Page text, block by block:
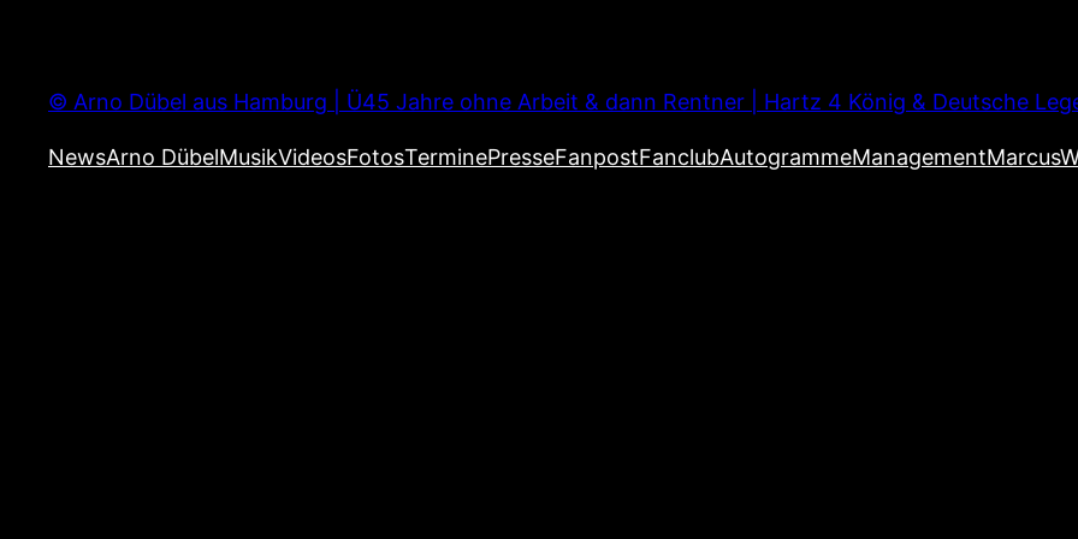
springen
© Arno Dübel aus Hamburg | Ü45 Jahre ohne Arbeit & dann Rentner | Hartz 4 König & Deutsche
NewsArno DübelMusikVideosFotosTerminePresseFanpostFanclubAutogrammeManagement